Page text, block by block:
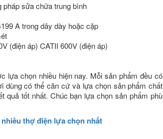
sửa chữa trung bình
A trong dây dày hoặc cặp
(điện áp) CATII 600V (điện áp)
lựa chọn nhiều hiện nay. Mỗi sản phẩm đều có
dùng có thể căn cứ và lựa chọn sản phẩm chất
quả tốt nhất. Chúc bạn lựa chọn sản phẩm phù
thợ điện lựa chọn nhất